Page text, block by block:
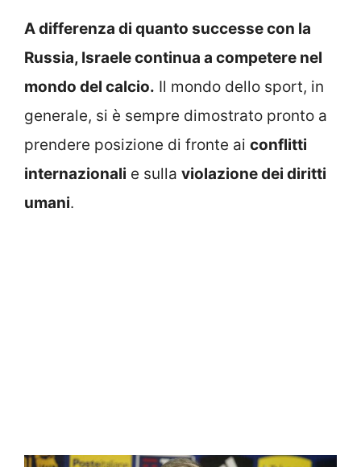
A differenza di quanto successe con la
Russia, Israele continua a competere nel
mondo del calcio. Il mondo dello sport, in
generale, si è sempre dimostrato pronto a
prendere posizione di fronte ai conflitti
internazionali e sulla violazione dei diritti
umani.